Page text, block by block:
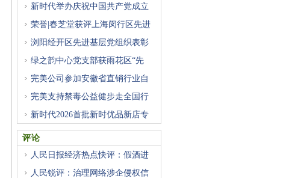
新时代举办庆祝中国共产党成立
荣誉|春芝堂获评上海闵行区先进
浏阳经开区先进基层党组织表彰
绿之韵中心党支部获雨花区“先
完美公司参加安徽省直销行业自
完美支持禁毒公益健步走全国行
新时代2026首批新时优品新店专
项
评论
人民日报经济热点快评：假酒进
人民锐评：治理网络涉企侵权信